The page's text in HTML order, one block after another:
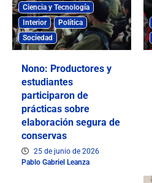
Ciencia y Tecnología
Interior
Política
Sociedad
Nono: Productores y
estudiantes
participaron de
prácticas sobre
elaboración segura de
conservas
25 de junio de 2026
Pablo Gabriel Leanza